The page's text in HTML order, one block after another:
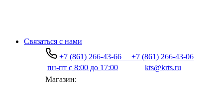
Связаться с нами
+7 (861) 266-43-66
+7 (861) 266-43-06
пн-пт с 8:00 до 17:00
kts@krts.ru
Магазин: